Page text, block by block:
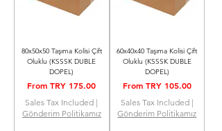
80x50x50 Taşıma Kolisi Çift
Oluklu (KSSSK DUBLE
DOPEL)
FromTRY 175.00
Sale Price
Sales Tax Included |
Gönderim Politikamız
60x40x40 Taşıma Kolisi Çift
Oluklu (KSSSK DUBLE
DOPEL)
From TRY 105.00
Sale Price
Sales Tax Included|
Gönderim Politikamız